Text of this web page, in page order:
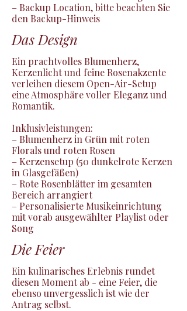
– Backup Location, bitte beachten Sie
den Backup-Hinweis
Das Design
Ein prachtvolles Blumenherz,
Kerzenlicht und feine Rosenakzente
verleihen diesem Open-Air-Setup
eine Atmosphäre voller Eleganz und
Romantik.
Inklusivleistungen:
– Blumenherz in Grün mit roten
Florals und roten Rosen
– Kerzensetup (50 dunkelrote Kerzen
in Glasgefäßen)
– Rote Rosenblätter im gesamten
Bereich arrangiert
– Personalisierte Musikeinrichtung
mit vorab ausgewählter Playlist oder
Song
Die Feier
Ein kulinarisches Erlebnis rundet
diesen Moment ab - eine Feier, die
ebenso unvergesslich ist wie der
Antrag selbst.